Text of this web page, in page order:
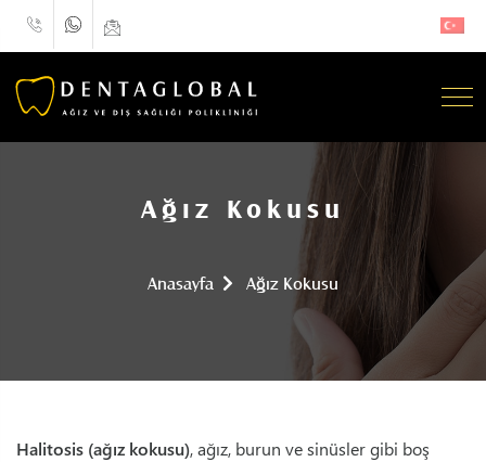
Ağız Kokusu
Anasayfa Ağız Kokusu
Halitosis (ağız kokusu), ağız, burun ve sinüsler gibi boş